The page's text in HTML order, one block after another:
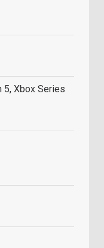
5, Xbox Series